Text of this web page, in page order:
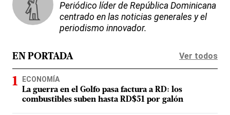
Periódico líder de República Dominicana
centrado en las noticias generales y el
periodismo innovador.
EN PORTADA Ver todos
ECONOMÍA
La guerra en el Golfo pasa factura a RD: los
combustibles suben hasta RD$51 por galón